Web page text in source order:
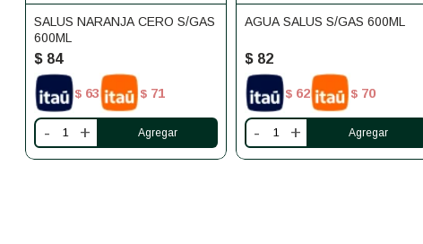
SALUS NARANJA CERO S/GAS
600ML
$ 84
$ 63 $ 71
- +
AGUA SALUS S/GAS 600ML
$ 82
$ 62 $ 70
- +